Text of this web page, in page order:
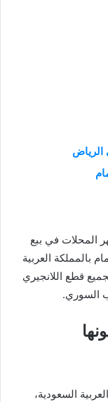
المحلات في ببع
بالمملكة العربية
قطع اللانجيري
السوري.
السعودية،